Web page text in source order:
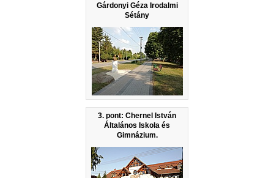
Gárdonyi Géza Irodalmi
Sétány
3. pont: Chernel István
Általános Iskola és
Gimnázium.